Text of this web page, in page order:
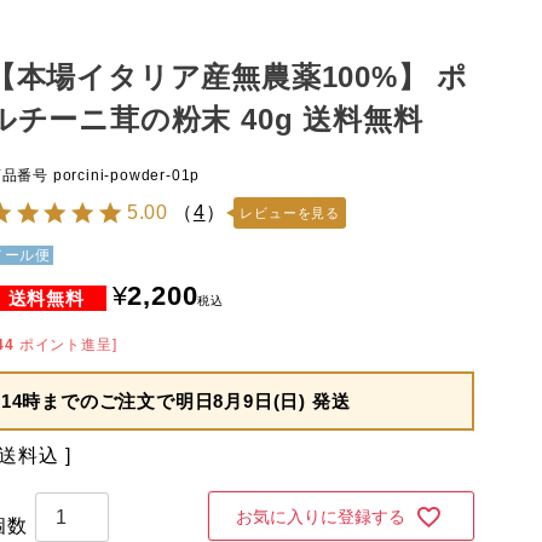
本場イタリア産無農薬100%】 ポ
チーニ茸の粉末 40g 送料無料
番号 porcini-powder-01p
5.00 （4） レビューを見る
ール便
¥2,200税込
ポイント進呈]
14時までのご注文で明日8月9日(日) 発送
料込
お気に入りに登録する